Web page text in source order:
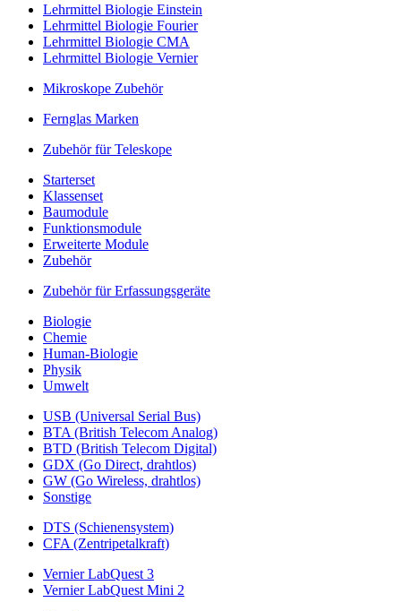
Lehrmittel Biologie Einstein
Lehrmittel Biologie Fourier
Lehrmittel Biologie CMA
Lehrmittel Biologie Vernier
Mikroskope Zubehör
Fernglas Marken
Zubehör für Teleskope
Starterset
Klassenset
Baumodule
Funktionsmodule
Erweiterte Module
Zubehör
Zubehör für Erfassungsgeräte
Biologie
Chemie
Human-Biologie
Physik
Umwelt
USB (Universal Serial Bus)
BTA (British Telecom Analog)
BTD (British Telecom Digital)
GDX (Go Direct, drahtlos)
GW (Go Wireless, drahtlos)
Sonstige
DTS (Schienensystem)
CFA (Zentripetalkraft)
Vernier LabQuest 3
Vernier LabQuest Mini 2